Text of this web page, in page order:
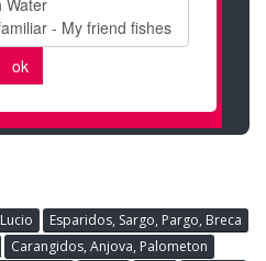
Lucio
Esparidos, Sargo, Pargo, Breca
Carangidos, Anjova, Palometon